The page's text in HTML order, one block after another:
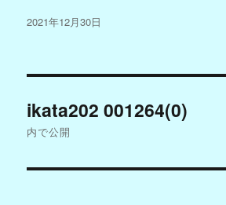
投
2021年12月30日
稿
ikata202 001264(0)
内で公開